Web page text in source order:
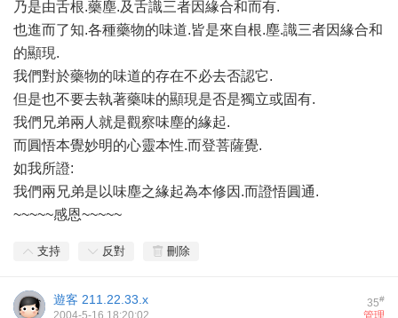
乃是由舌根.藥塵.及舌識三者因緣合和而有.
也進而了知.各種藥物的味道.皆是來自根.塵.識三者因緣合和
的顯現.
我們對於藥物的味道的存在不必去否認它.
但是也不要去執著藥味的顯現是否是獨立或固有.
我們兄弟兩人就是觀察味塵的緣起.
而圓悟本覺妙明的心靈本性.而登菩薩覺.
如我所證:
我們兩兄弟是以味塵之緣起為本修因.而證悟圓通.
~~~~~感恩~~~~~
支持 反對 刪除
35#
遊客 211.22.33.x
管理
2004-5-16 18:20:02